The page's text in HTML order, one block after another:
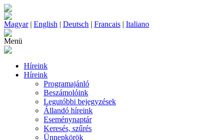
Magyar| English | Deutsch | Francais | Italiano
Menü
Híreink
Híreink
Programajánló
Beszámolóink
Legutóbbi bejegyzések
Állandó híreink
Eseménynaptár
Keresés, szűrés
Ünnepkörök